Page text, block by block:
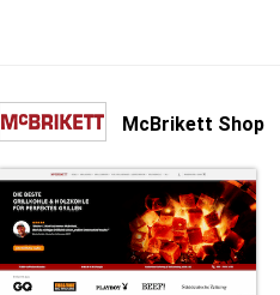
McBrikett Shop